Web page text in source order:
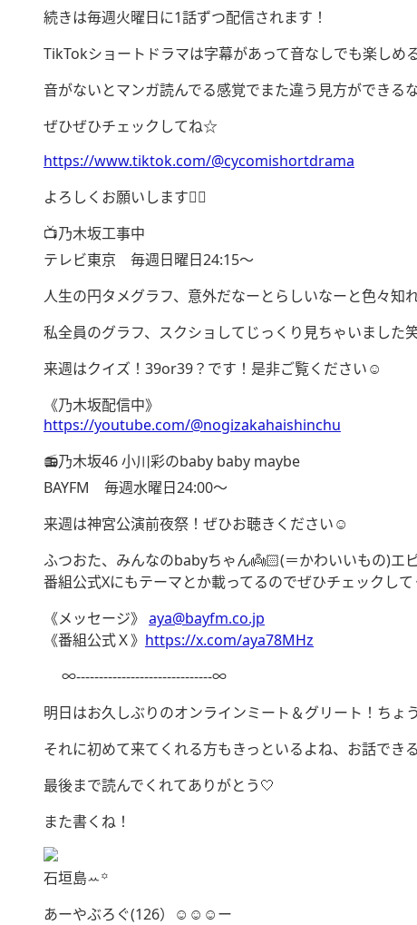
続きは毎週火曜日に1話ずつ配信されます！
TikTokショートドラマは字幕があって音なしでも楽しめ
音がないとマンガ読んでる感覚でまた違う見方ができる
ぜひぜひチェックしてね☆
https://www.tiktok.com/@cycomishortdrama
よろしくお願いします✌🏻
📺乃木坂工事中
テレビ東京 毎週日曜日24:15〜
人生の円タメグラフ、意外だなーとらしいなーと色々知
私全員のグラフ、スクショしてじっくり見ちゃいました
来週はクイズ！39or39？です！是非ご覧ください☺︎
《乃木坂配信中》
https://youtube.com/@nogizakahaishinchu
📻乃木坂46 小川彩のbaby baby maybe
BAYFM 毎週水曜日24:00〜
来週は神宮公演前夜祭！ぜひお聴きください☺︎
ふつおた、みんなのbabyちゃん👼🏻‪‎(＝かわいいもの)エ
番組公式Xにもテーマとか載ってるのでぜひチェックして
《メッセージ》 aya@bayfm.co.jp
《番組公式Ｘ》 https://x.com/aya78MHz
∞------------------------------∞
明日はお久しぶりのオンラインミート＆グリート‪‪‪‪‪！ち
それに初めて来てくれる方もきっといるよね、お話でき
最後まで読んでくれてありがとう🤍
また書くね！
石垣島ꕀ꙳
あーやぶろぐ(126）☺︎☺︎☺︎ー